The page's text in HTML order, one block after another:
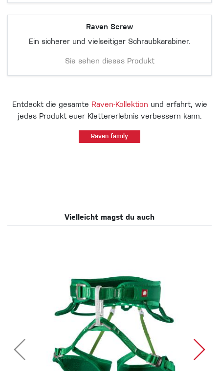
Raven Screw
Ein sicherer und vielseitiger Schraubkarabiner.
Sie sehen dieses Produkt
Entdeckt die gesamte Raven-Kollektion und erfahrt, wie
jedes Produkt euer Klettererlebnis verbessern kann.
Raven family
Vielleicht magst du auch